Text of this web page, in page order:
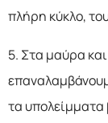
πλήρη κύκλο,
5. Στα μαύρα
τα